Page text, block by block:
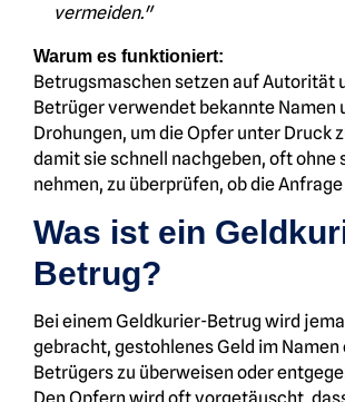
vermeiden."
Warum es funktioniert:
Betrugsmaschen setzen auf Autorität
Betrüger verwendet bekannte Namen
Drohungen, um die Opfer unter Druck
damit sie schnell nachgeben, oft ohne
nehmen, zu überprüfen, ob die
Was ist ein
Betrug?
Bei einem Geldkurier-Betrug wird
gebracht, gestohlenes Geld im Namen
Betrügers zu überweisen oder